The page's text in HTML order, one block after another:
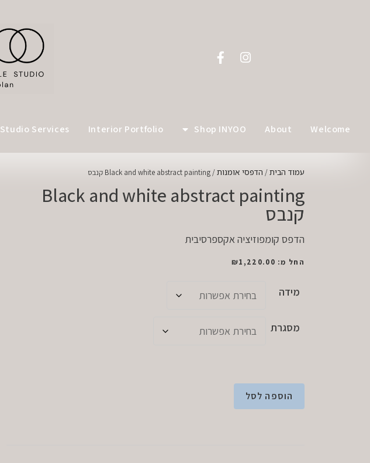
Welcome
About
Shop INYOO
Interior Portfolio
Studio Services
עמוד הבית/ הדפסי אומנות/ Black and white abstract painting קנבס
Black and white abstract painting
קנבס
הדפס קומפוזיציה אקספרסיבית
החל מ: ₪1,220.00
מידה
מסגרת
הוספה לסל